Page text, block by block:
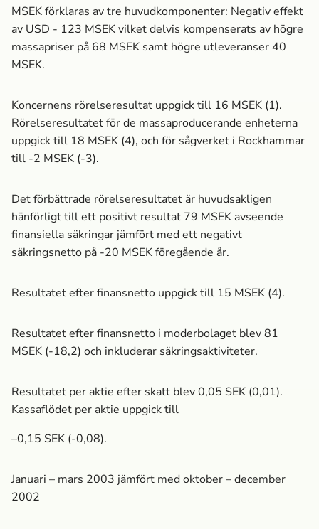
MSEK förklaras av tre huvudkomponenter: Negativ effekt
av USD - 123 MSEK vilket delvis kompenserats av högre
massa­priser på 68 MSEK samt högre utleveranser 40
MSEK.
Koncernens rörelseresultat uppgick till 16 MSEK (1).
Rörelseresultatet för de massa­producerande enheterna
uppgick till 18 MSEK (4), och för sågverket i Rockhammar
till -2 MSEK (-3).
Det förbättrade rörelseresultatet är huvudsakligen
hänförligt till ett positivt resultat 79 MSEK avseende
finansiella säkringar jämfört med ett negativt
säkringsnetto på -20 MSEK föregående år.
Resultatet efter finansnetto uppgick till 15 MSEK (4).
Resultatet efter finansnetto i moderbolaget blev 81
MSEK (-18,2) och inkluderar säkringsaktiviteter.
Resultatet per aktie efter skatt blev 0,05 SEK (0,01).
Kassaflödet per aktie uppgick till
–0,15 SEK (-0,08).
Januari – mars 2003 jämfört med oktober – december
2002